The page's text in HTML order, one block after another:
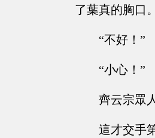
了葉真的胸口。
“不好！”
“小心！”
齊云宗眾
這才交手